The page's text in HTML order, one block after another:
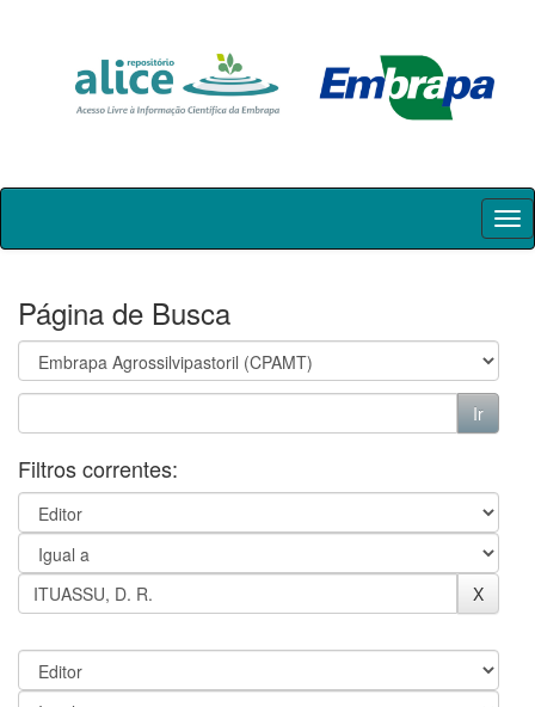
Skip
Página de Busca
Filtros correntes: